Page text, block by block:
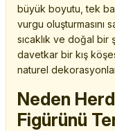
büyük boyutu, tek
vurgu oluşturmasını
sıcaklık ve doğal bir
davetkar bir kış
naturel
Neden
Figürünü